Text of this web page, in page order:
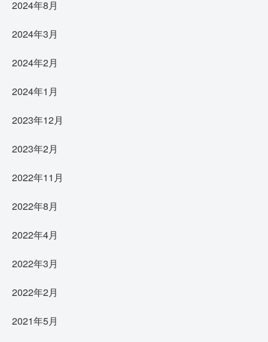
2024年8月
2024年3月
2024年2月
2024年1月
2023年12月
2023年2月
2022年11月
2022年8月
2022年4月
2022年3月
2022年2月
2021年5月